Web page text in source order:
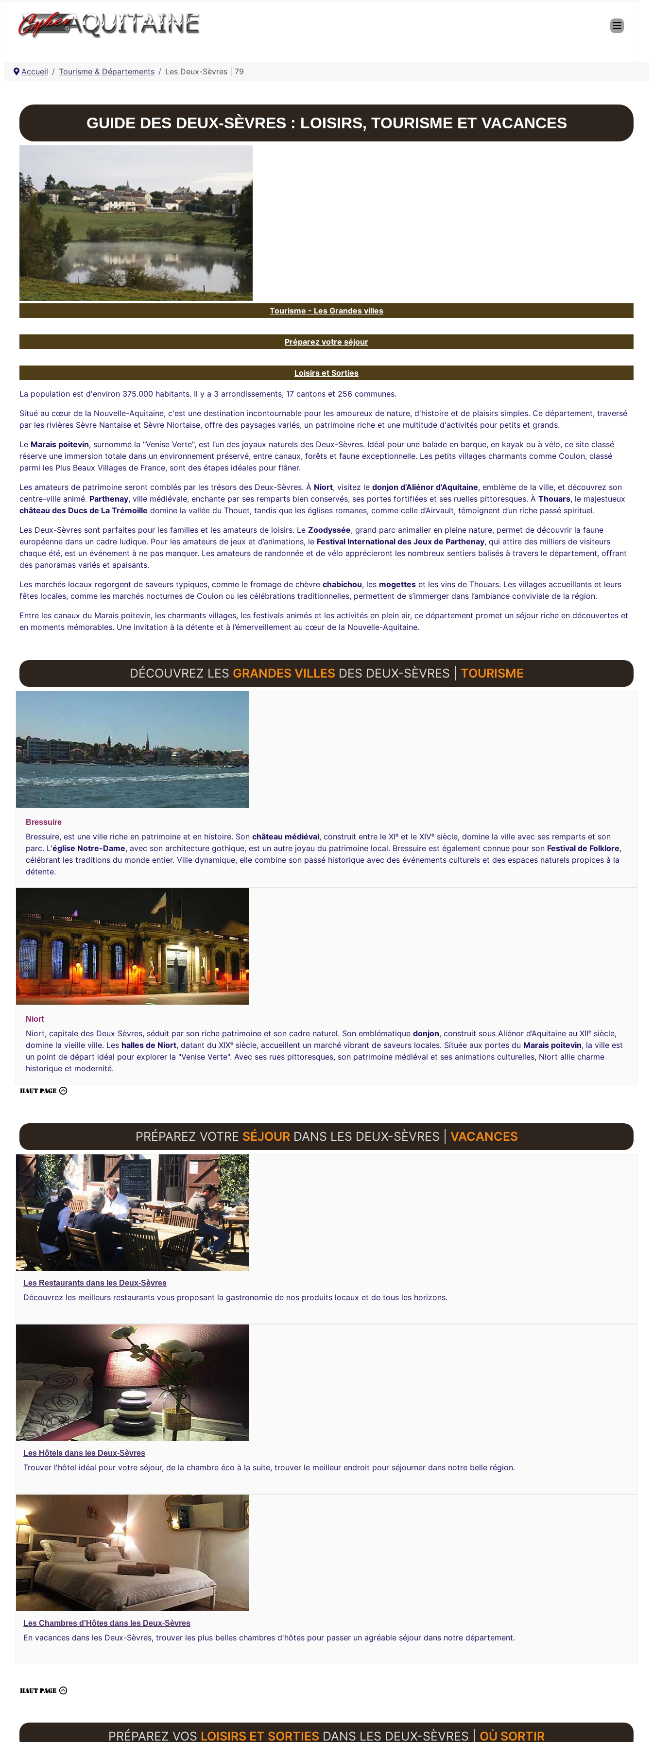
Accueil Tourisme & Départements Les Deux-Sèvres | 79
GUIDE DES DEUX-SÈVRES : LOISIRS, TOURISME ET VACANCES
Tourisme - Les Grandes villes
Préparez votre séjour
Loisirs et Sorties
La population est d'environ 375.000 habitants. Il y a 3 arrondissements, 17 cantons et 256 communes.
Situé au cœur de la Nouvelle-Aquitaine, c'est une destination incontournable pour les amoureux de nature, d'histoire et de plaisirs simples. Ce département, traversé
par les rivières Sèvre Nantaise et Sèvre Niortaise, offre des paysages variés, un patrimoine riche et une multitude d'activités pour petits et grands.
Le Marais poitevin, surnommé la "Venise Verte", est l’un des joyaux naturels des Deux-Sèvres. Idéal pour une balade en barque, en kayak ou à vélo, ce site classé
réserve une immersion totale dans un environnement préservé, entre canaux, forêts et faune exceptionnelle. Les petits villages charmants comme Coulon, classé
parmi les Plus Beaux Villages de France, sont des étapes idéales pour flâner.
Les amateurs de patrimoine seront comblés par les trésors des Deux-Sèvres. À Niort, visitez le donjon d’Aliénor d’Aquitaine, emblème de la ville, et découvrez son
centre-ville animé. Parthenay, ville médiévale, enchante par ses remparts bien conservés, ses portes fortifiées et ses ruelles pittoresques. À Thouars, le majestueux
château des Ducs de La Trémoille domine la vallée du Thouet, tandis que les églises romanes, comme celle d’Airvault, témoignent d’un riche passé spirituel.
Les Deux-Sèvres sont parfaites pour les familles et les amateurs de loisirs. Le Zoodyssée, grand parc animalier en pleine nature, permet de découvrir la faune
européenne dans un cadre ludique. Pour les amateurs de jeux et d’animations, le Festival International des Jeux de Parthenay, qui attire des milliers de visiteurs
chaque été, est un événement à ne pas manquer. Les amateurs de randonnée et de vélo apprécieront les nombreux sentiers balisés à travers le département, offrant
des panoramas variés et apaisants.
Les marchés locaux regorgent de saveurs typiques, comme le fromage de chèvre chabichou, les mogettes et les vins de Thouars. Les villages accueillants et leurs
fêtes locales, comme les marchés nocturnes de Coulon ou les célébrations traditionnelles, permettent de s’immerger dans l’ambiance conviviale de la région.
Entre les canaux du Marais poitevin, les charmants villages, les festivals animés et les activités en plein air, ce département promet un séjour riche en découvertes et
en moments mémorables. Une invitation à la détente et à l’émerveillement au cœur de la Nouvelle-Aquitaine.
DÉCOUVREZ LES GRANDES VILLES DES DEUX-SÈVRES | TOURISME
Bressuire
Bressuire, est une ville riche en patrimoine et en histoire. Son château médiéval, construit entre le XIᵉ et le XIVᵉ siècle, domine la ville avec ses remparts et son
parc. L'église Notre-Dame, avec son architecture gothique, est un autre joyau du patrimoine local. Bressuire est également connue pour son Festival de Folklore,
célébrant les traditions du monde entier. Ville dynamique, elle combine son passé historique avec des événements culturels et des espaces naturels propices à la
détente.
Niort
Niort, capitale des Deux Sèvres, séduit par son riche patrimoine et son cadre naturel. Son emblématique donjon, construit sous Aliénor d’Aquitaine au XIIᵉ siècle,
domine la vieille ville. Les halles de Niort, datant du XIXᵉ siècle, accueillent un marché vibrant de saveurs locales. Située aux portes du Marais poitevin, la ville est
un point de départ idéal pour explorer la "Venise Verte". Avec ses rues pittoresques, son patrimoine médiéval et ses animations culturelles, Niort allie charme
historique et modernité.
PRÉPAREZ VOTRE SÉJOURDANS LES DEUX-SÈVRES | VACANCES
Les Restaurants dans les Deux-Sèvres
Découvrez les meilleurs restaurants vous proposant la gastronomie de nos produits locaux et de tous les horizons.
Les Hôtels dans les Deux-Sèvres
Trouver l'hôtel idéal pour votre séjour, de la chambre éco à la suite, trouver le meilleur endroit pour séjourner dans notre belle région.
Les Chambres d'Hôtes dans les Deux-Sèvres
En vacances dans les Deux-Sèvres, trouver les plus belles chambres d'hôtes pour passer un agréable séjour dans notre département.
PRÉPAREZ VOS LOISIRS ET SORTIES DANS LES DEUX-SÈVRES | OÙ SORTIR